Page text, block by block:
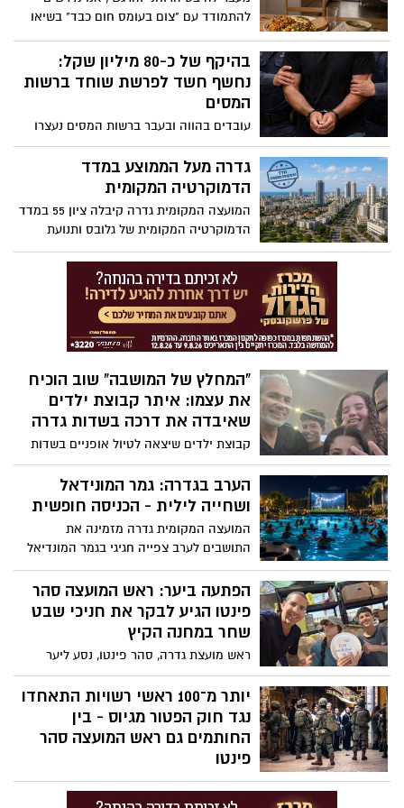
הפיקוח פועל בהתאם להוראות הדין, לנהלי
להתמודד עם "צום בעומס חום כבד" בשיאו
עם טמפרטורות גבוהות ועומס חום כבד עלול
להוביל במהירות להתייבשות, תשישות וכאבי
ראש. ענבל כץ פרידלנדר הדיאטנית המחוזית
של כללית מחוז מרכז ריכזה עבורכם מספר
הנחיות כדי שתוכלו לעבור את הצום בשלום.
בהיקף של כ-80 מיליון שקל:
נחשף חשד לפרשת שוחד ברשות
המסים
עובדים בהווה ובעבר ברשות המסים נעצרו
לחקירה ואחרים עוכבו. החשד: לקחו שוחד,
ובתמורה פעלו שנים לאפשר הגשת החזרי מס
כוזבים בסך כ-80 מיליון שקל
גדרה מעל הממוצע במדד
הדמוקרטיה המקומית
המועצה המקומית גדרה קיבלה ציון 55 במדד
הדמוקרטיה המקומית של גלובס ותנועת
"פנימה", ודורגה בין הרשויות שמעל הממוצע
“המחלץ של המושבה” שוב הוכיח
את עצמו: איתר קבוצת ילדים
שאיבדה את דרכה בשדות גדרה
קבוצת ילדים שיצאה לטיול אופניים בשדות
סביב גדרה איבדה את דרכה ולא הצליחה
לשוב הביתה. לאחר שההורים הזעיקו עזרה,
יצא ליאור באבא, מנהל האחזקה של המועצה
דאג להם למים והחזיר אותם בשלום
למשפחותיהם
הערב בגדרה: גמר המונידאל
ושחייה לילית - הכניסה חופשית
המועצה המקומית גדרה מזמינה את
התושבים לערב צפייה חגיגי בגמר המונדיאל
הערב (19.7), עם הקרנה על מסך ענק, שחייה
לילית, דוכני מזון ושתייה ואווירה משפחתית –
הכניסה ללא תשלום לתושבי גדרה
הפתעה ביער: ראש המועצה סהר
פינטו הגיע לבקר את חניכי שבט
שחר במחנה הקיץ
ראש מועצת גדרה, סהר פינטו, נסע ליער
הסוללים והפתיע את חניכי וחניכות שבט שחר
במהלך מחנה הקיץ של תנועת הצופים.
בביקור פגש את החניכים, המדריכים וחברי
השכבה הבוגרת, והתרשם מהמחנה שהקימו
יותר מ־100 ראשי רשויות התאחדו
נגד חוק הפטור מגיוס - בין
החותמים גם ראש המועצה סהר
פינטו
גל מחאה חסר תקדים של ראשי רשויות מכל
רחבי הארץ, יותר מ־100 ראשות וראשי רשויות